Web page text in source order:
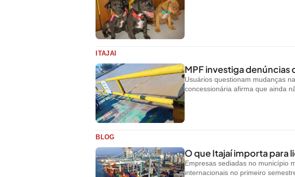
ITAJAI
MPF investiga denúncias
Usuários questionam mudanças
concessionária afirma que ainda
BLOG
O que Itajaí importa para
Empresas sediadas no município
internacionais no primeiro